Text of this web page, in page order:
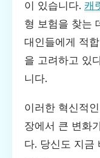
이 있습니다. 캐
형 보험을 찾는
대인들에게 적
을 고려하고 있
니다.
이러한 혁신적
장에서 큰 변화
다. 당신도 지금